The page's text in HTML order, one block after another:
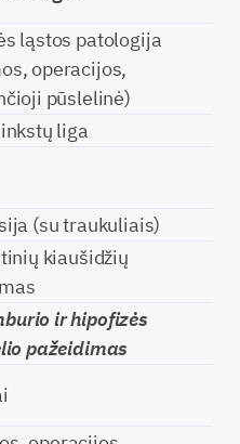
ląstos patologija
operacijos,
pūslelinė)
liga
(su traukuliais)
kiaušidžių
ir hipofizės
pažeidimas